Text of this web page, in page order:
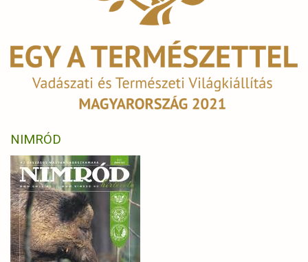
NIMRÓD